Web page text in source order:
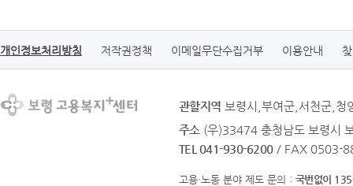
개인정보처리방침 저작권정책 이메일무단수집거부 이용안내
관할지역 보령시,부여군,서천군,청
주소 (우)33474 충청남도 보령시
TEL 041-930-6200 / FAX 0503-
고용·노동 분야 제도 문의 : 국번없이